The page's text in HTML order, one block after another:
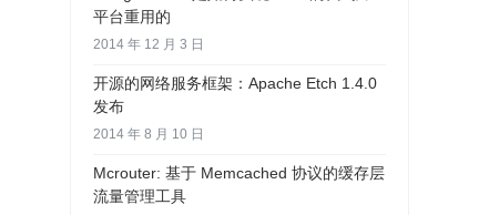
平台重用的
2014 年 12 月 3 日
开源的网络服务框架：Apache Etch 1.4.0
发布
2014 年 8 月 10 日
Mcrouter: 基于 Memcached 协议的缓存层
流量管理工具